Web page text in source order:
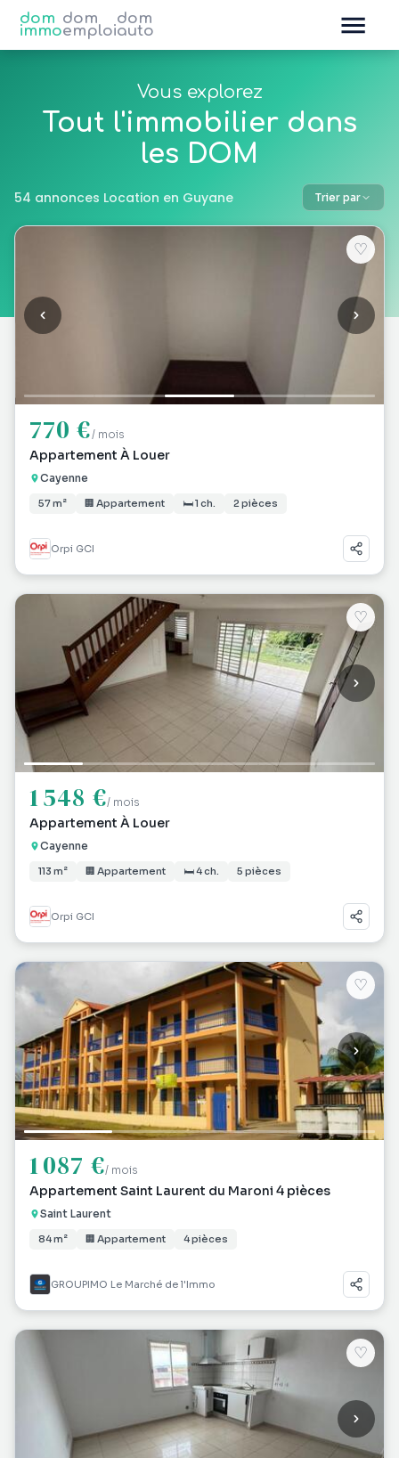
dom
immo
dom
emploi
dom
auto
Vous explorez
Tout l'immobilier dans
les DOM
54 annonces Location en Guyane Trier par
♡
770 €/ mois
Appartement À Louer
Cayenne
57 m² 🏢 Appartement 🛏 1 ch. 2 pièces
Orpi GCI
♡
1 548 €/ mois
Appartement À Louer
Cayenne
113 m² 🏢 Appartement 🛏 4 ch. 5 pièces
Orpi GCI
♡
1 087 €/ mois
Appartement Saint Laurent du Maroni 4 pièces
Saint Laurent
84 m² 🏢 Appartement 4 pièces
GROUPIMO Le Marché de l'Immo
♡